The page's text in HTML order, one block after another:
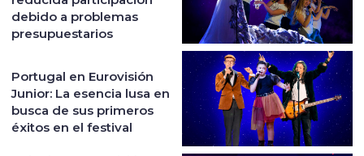
debido a problemas
presupuestarios
Portugal en Eurovisión
Junior: La esencia lusa en
busca de sus primeros
éxitos en el festival